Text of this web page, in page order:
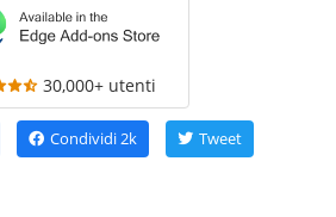
30,000+ utenti
Condividi 2k Tweet